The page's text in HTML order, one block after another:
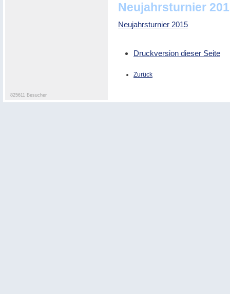
Neujahrsturnier
Neujahrsturnier 2015
Druckversion dieser Seite
Zurück
825611 Besucher